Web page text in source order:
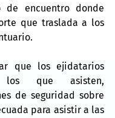
encuentro donde
que traslada a los
que los ejidatarios
que asisten,
de seguridad sobre
para asistir a las